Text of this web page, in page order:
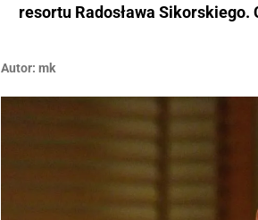
resortu Radosława
Autor: mk